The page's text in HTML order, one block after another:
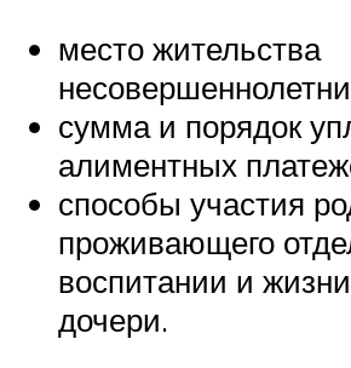
место жительства
сумма и порядок
алиментных
способы участия
проживающего
воспитании и
дочери.